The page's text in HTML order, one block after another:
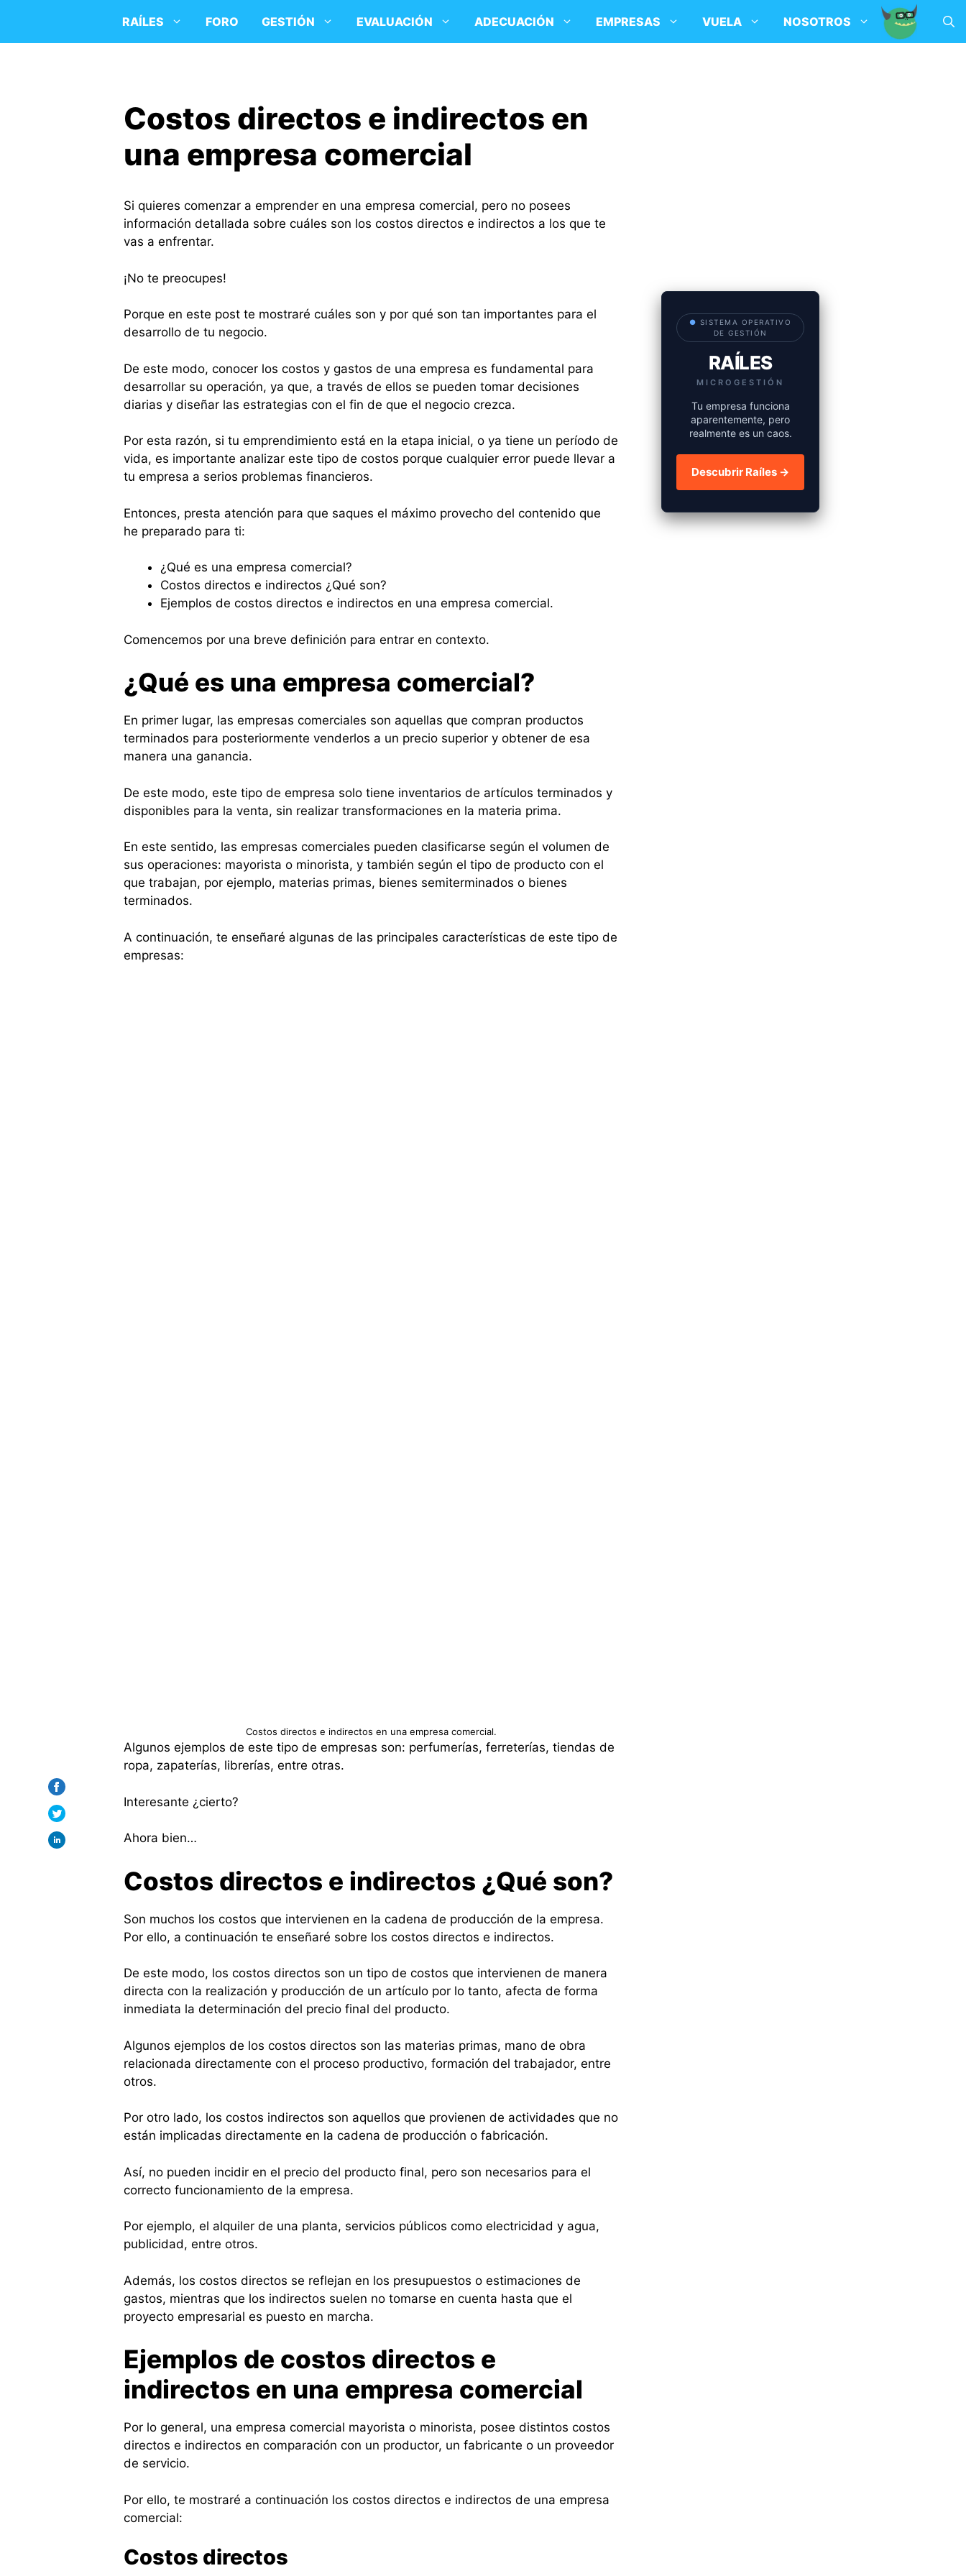
contenido
RAÍLES FORO GESTIÓN EVALUACIÓN ADECUACIÓN EMPRESAS VUELA NOSOTROS
Costos directos e indirectos en
una empresa comercial
Si quieres comenzar a emprender en una empresa comercial, pero no posees
información detallada sobre cuáles son los costos directos e indirectos a los que te
vas a enfrentar.
¡No te preocupes!
Porque en este post te mostraré cuáles son y por qué son tan importantes para el
desarrollo de tu negocio.
De este modo, conocer los costos y gastos de una empresa es fundamental para
desarrollar su operación, ya que, a través de ellos se pueden tomar decisiones
diarias y diseñar las estrategias con el fin de que el negocio crezca.
Por esta razón, si tu emprendimiento está en la etapa inicial, o ya tiene un período de
vida, es importante analizar este tipo de costos porque cualquier error puede llevar a
tu empresa a serios problemas financieros.
Entonces, presta atención para que saques el máximo provecho del contenido que
he preparado para ti:
¿Qué es una empresa comercial?
Costos directos e indirectos ¿Qué son?
Ejemplos de costos directos e indirectos en una empresa comercial.
Comencemos por una breve definición para entrar en contexto.
¿Qué es una empresa comercial?
En primer lugar, las empresas comerciales son aquellas que compran productos
terminados para posteriormente venderlos a un precio superior y obtener de esa
manera una ganancia.
De este modo, este tipo de empresa solo tiene inventarios de artículos terminados y
disponibles para la venta, sin realizar transformaciones en la materia prima.
En este sentido, las empresas comerciales pueden clasificarse según el volumen de
sus operaciones: mayorista o minorista, y también según el tipo de producto con el
que trabajan, por ejemplo, materias primas, bienes semiterminados o bienes
terminados.
A continuación, te enseñaré algunas de las principales características de este tipo de
empresas:
Costos directos e indirectos en una empresa comercial.
Algunos ejemplos de este tipo de empresas son: perfumerías, ferreterías, tiendas de
ropa, zapaterías, librerías, entre otras.
Interesante ¿cierto?
Ahora bien…
Costos directos e indirectos ¿Qué son?
Son muchos los costos que intervienen en la cadena de producción de la empresa.
Por ello, a continuación te enseñaré sobre los costos directos e indirectos.
De este modo, los costos directos son un tipo de costos que intervienen de manera
directa con la realización y producción de un artículo por lo tanto, afecta de forma
inmediata la determinación del precio final del producto.
Algunos ejemplos de los costos directos son las materias primas, mano de obra
relacionada directamente con el proceso productivo, formación del trabajador, entre
otros.
Por otro lado, los costos indirectos son aquellos que provienen de actividades que no
están implicadas directamente en la cadena de producción o fabricación.
Así, no pueden incidir en el precio del producto final, pero son necesarios para el
correcto funcionamiento de la empresa.
Por ejemplo, el alquiler de una planta, servicios públicos como electricidad y agua,
publicidad, entre otros.
Además, los costos directos se reflejan en los presupuestos o estimaciones de
gastos, mientras que los indirectos suelen no tomarse en cuenta hasta que el
proyecto empresarial es puesto en marcha.
Ejemplos de costos directos e
indirectos en una empresa comercial
Por lo general, una empresa comercial mayorista o minorista, posee distintos costos
directos e indirectos en comparación con un productor, un fabricante o un proveedor
de servicio.
Por ello, te mostraré a continuación los costos directos e indirectos de una empresa
comercial:
Costos directos
● SISTEMA OPERATIVO
DE GESTIÓN
RAÍLES
MICROGESTIÓN
Tu empresa funciona
aparentemente, pero
realmente es un caos.
Descubrir Raíles →